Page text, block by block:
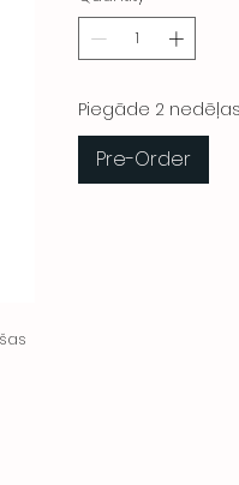
Piegāde 2 nedēļas
Pre-Order